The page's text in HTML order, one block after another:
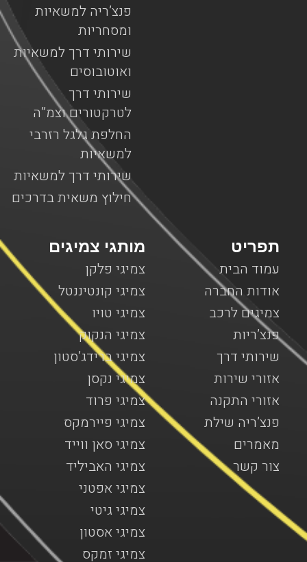
פנצ’ריה למשאיות
ומסחריות
שירותי דרך למשאיות
ואוטובוסים
שירותי דרך
לטרקטורים וצמ”ה
החלפת גלגל רזרבי
למשאיות
שירותי דרך למשאיות
חילוץ משאית בדרכים
מותגי צמיגים
צמיגי פלקן
צמיגי קונטיננטל
צמיגי טויו
צמיגי הנקוק
צמיגי ברידג’סטון
צמיגי נקסן
צמיגי פרוד
צמיגי פיירמקס
צמיגי סאן ווייד
צמיגי האביליד
צמיגי אפטני
צמיגי גיטי
צמיגי אסטון
צמיגי זמקס
תפריט
עמוד הבית
אודות החברה
צמיגים לרכב
פנצ’ריות
שירותי דרך
אזורי שירות
אזורי התקנה
פנצ’ריה שילת
מאמרים
צור קשר